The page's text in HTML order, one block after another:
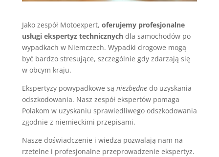
Jako zespół Motoexpert, oferujemy profesjonalne
usługi ekspertyz technicznychdla samochodów po
wypadkach w Niemczech. Wypadki drogowe mogą
być bardzo stresujące, szczególnie gdy zdarzają się
w obcym kraju.
Ekspertyzy powypadkowe są niezbędnedo uzyskania
odszkodowania. Nasz zespół ekspertów pomaga
Polakom w uzyskaniu sprawiedliwego odszkodowania
zgodnie z niemieckimi przepisami.
Nasze doświadczenie i wiedza pozwalają nam na
rzetelne i profesjonalne przeprowadzenie ekspertyz.